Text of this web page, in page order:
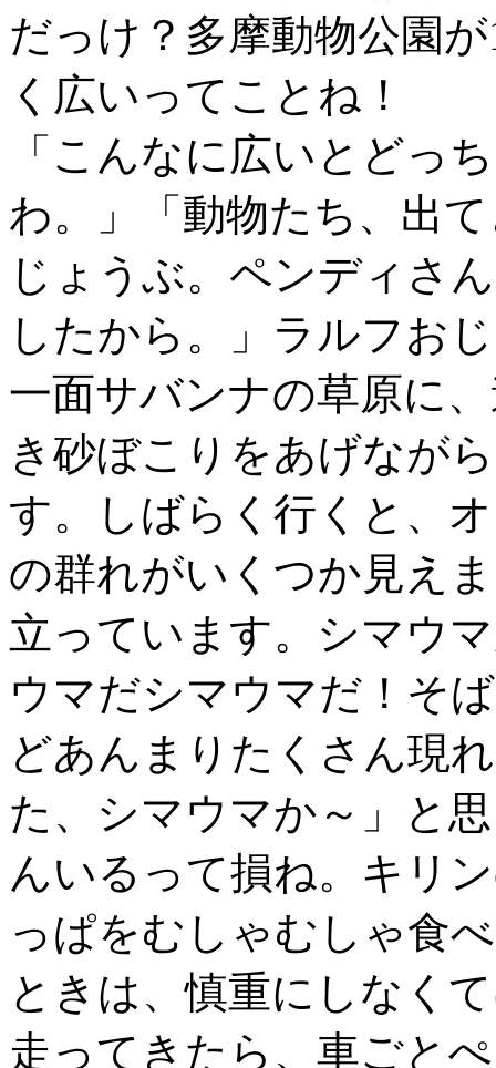
だっけ？多摩動物公園
く広いってことね！
「こんなに広いとどっ
わ。」「動物たち、出
じょうぶ。ペンディさ
したから。」ラルフお
一面サバンナの草原に
き砂ぼこりをあげなが
す。しばらく行くと、
の群れがいくつか見え
立っています。シマウ
ウマだシマウマだ！そ
どあんまりたくさん現
た、シマウマか～」と
んいるって損ね。キリ
っぱをむしゃむしゃ食
ときは、慎重にしなく
走ってきたら、車ごと